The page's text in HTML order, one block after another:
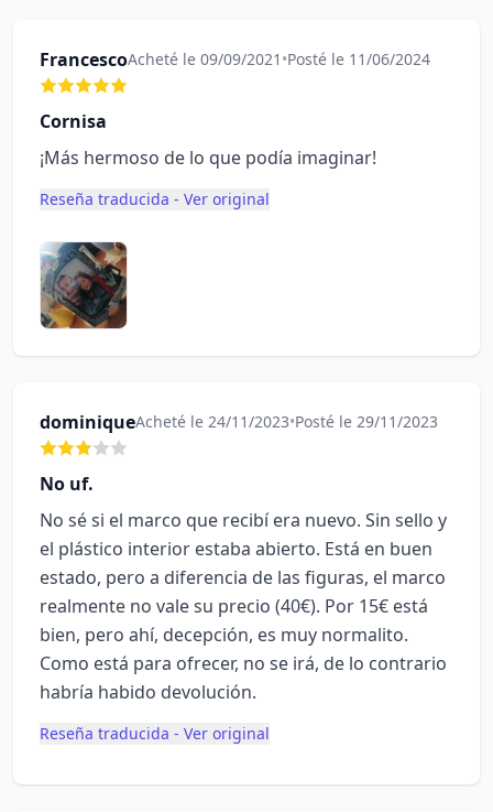
FrancescoAcheté le 09/09/2021 •Posté le 11/06/2024
Cornisa
¡Más hermoso de lo que podía imaginar!
Reseña traducida - Ver original
dominiqueAcheté le 24/11/2023•Posté le 29/11/2023
No uf.
No sé si el marco que recibí era nuevo. Sin sello y
el plástico interior estaba abierto. Está en buen
estado, pero a diferencia de las figuras, el marco
realmente no vale su precio (40€). Por 15€ está
bien, pero ahí, decepción, es muy normalito.
Como está para ofrecer, no se irá, de lo contrario
habría habido devolución.
Reseña traducida - Ver original